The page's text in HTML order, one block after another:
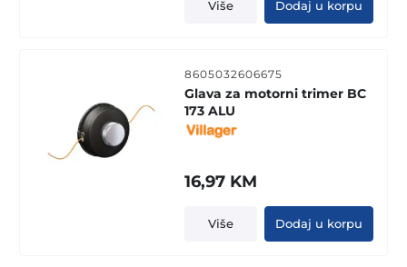
Više Dodaj u korpu
8605032606675
Glava za motorni trimer BC
173 ALU
16,97 KM
Više Dodaj u korpu